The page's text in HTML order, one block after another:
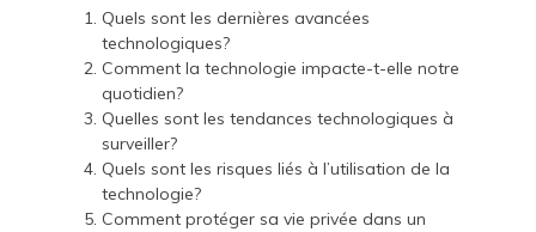
Quels sont les dernières avancées
technologiques?
Comment la technologie impacte-t-elle notre
quotidien?
Quelles sont les tendances technologiques à
surveiller?
Quels sont les risques liés à l’utilisation de la
technologie?
Comment protéger sa vie privée dans un